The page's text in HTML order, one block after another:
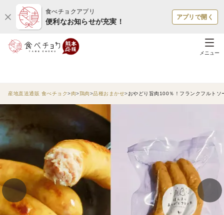
食べチョクアプリ
便利なお知らせが充実！
アプリで開く
メニュー
産地直送通販 食べチョク 肉 鶏肉 品種おまかせ おやどり旨肉100％！フランクフルトソ